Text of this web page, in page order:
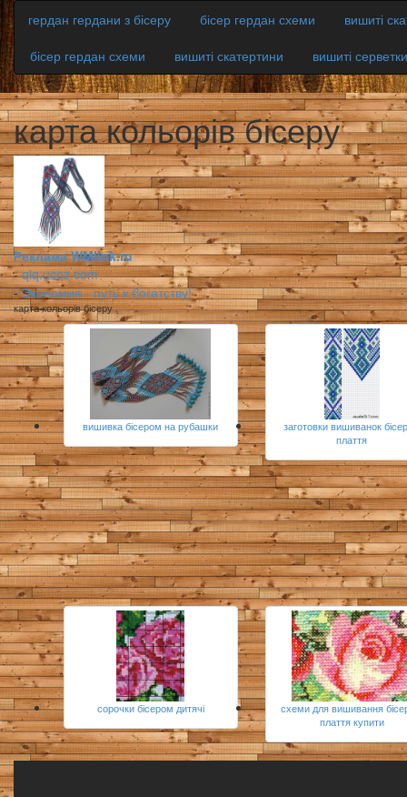
гердан гердани з бісеру бісер гердан схеми
вишиті
бісер гердан схеми
вишиті скатертини вишиті серветки
карта кольорів бісеру
Реклама WMlink.ru
-qiq.ucoz.com
-Экономия - путь к богатству!
карта кольорів бісеру
вишивка бісером на рубашки
заготовки вишиванок
плаття
сорочки бісером дитячі
схеми для вишивання
плаття купити